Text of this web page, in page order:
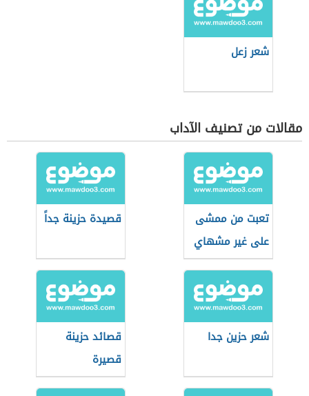
شعر زعل
مقالات من تصنيف الآداب
تعبت من ممشى
على غير مشهاي
قصيدة حزينة جداً
شعر حزين جدا
قصائد حزينة
قصيرة